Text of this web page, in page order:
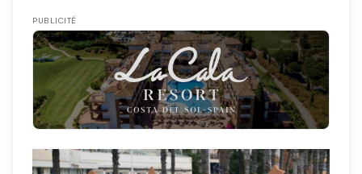
PUBLICITÉ